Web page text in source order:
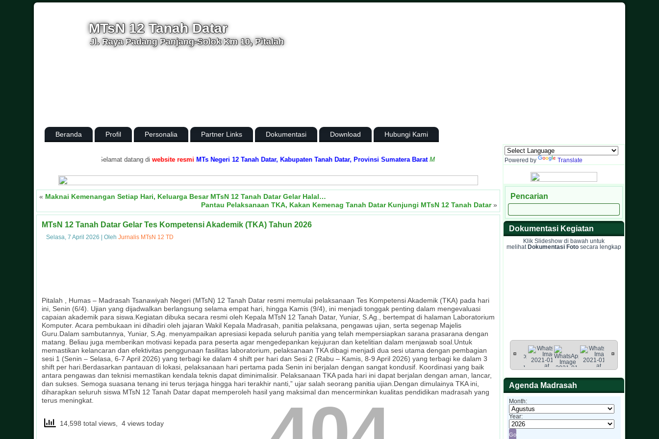
MTsN 12 Tanah Datar
Jl. Raya Padang Panjang-Solok Km 10, Pitalah
Beranda Profil Personalia Partner Links Dokumentasi Download Hubungi Kami
Selamat datang diwebsite resmi MTs Negeri 12 Tanah Datar, Kabupaten Tanah Datar, Provinsi Sumatera Barat Media Informasi dan Sarana Komunikasi Antara Sekolah dengan Masyarakat
« Maknai Kemenangan Setiap Hari, Keluarga Besar MTsN 12 Tanah Datar Gelar Halal…
Pantau Pelaksanaan TKA, Kakan Kemenag Tanah Datar Kunjungi MTsN 12 Tanah Datar»
MTsN 12 Tanah Datar Gelar Tes Kompetensi Akademik (TKA) Tahun 2026
Selasa, 7 April 2026 Oleh Jurnalis MTsN 12 TD
Pitalah , Humas – Madrasah Tsanawiyah Negeri (MTsN) 12 Tanah Datar resmi memulai pelaksanaan Tes Kompetensi Akademik (TKA) pada hari
ini, Senin (6/4). Ujian yang dijadwalkan berlangsung selama empat hari, hingga Kamis (9/4), ini menjadi tonggak penting dalam mengevaluasi
capaian akademik para siswa.Kegiatan dibuka secara resmi oleh Kepala MTsN 12 Tanah Datar, Yuniar, S.Ag., bertempat di halaman Laboratorium
Komputer. Acara pembukaan ini dihadiri oleh jajaran Wakil Kepala Madrasah, panitia pelaksana, pengawas ujian, serta segenap Majelis
Guru.Dalam sambutannya, Yuniar, S.Ag. menyampaikan apresiasi kepada seluruh panitia yang telah mempersiapkan sarana prasarana dengan
matang. Beliau juga memberikan motivasi kepada para peserta agar mengedepankan kejujuran dan ketelitian dalam menjawab soal.Untuk
memastikan kelancaran dan efektivitas penggunaan fasilitas laboratorium, pelaksanaan TKA dibagi menjadi dua sesi utama dengan pembagian
sesi 1 (Senin – Selasa, 6-7 April 2026) yang terbagi ke dalam 4 shift per hari dan Sesi 2 (Rabu – Kamis, 8-9 April 2026) yang terbagi ke dalam 3
shift per hari.Berdasarkan pantauan di lokasi, pelaksanaan hari pertama pada Senin ini berjalan dengan sangat kondusif. Koordinasi yang baik
antara pengawas dan teknisi memastikan kendala teknis dapat diminimalisir. Pelaksanaan TKA pada hari ini dapat berjalan dengan aman, lancar,
dan sukses. Semoga suasana tenang ini terus terjaga hingga hari terakhir nanti,” ujar salah seorang panitia ujian.Dengan dimulainya TKA ini,
diharapkan seluruh siswa MTsN 12 Tanah Datar dapat memperoleh hasil yang maksimal dan mencerminkan kualitas pendidikan madrasah yang
terus meningkat.
14,598 total views, 4 views today
Powered by Translate
Pencarian
Dokumentasi Kegiatan
Klik Slideshow di bawah untuk
melihat Dokumentasi Foto secara lengkap
Agenda Madrasah
Month:
Year: